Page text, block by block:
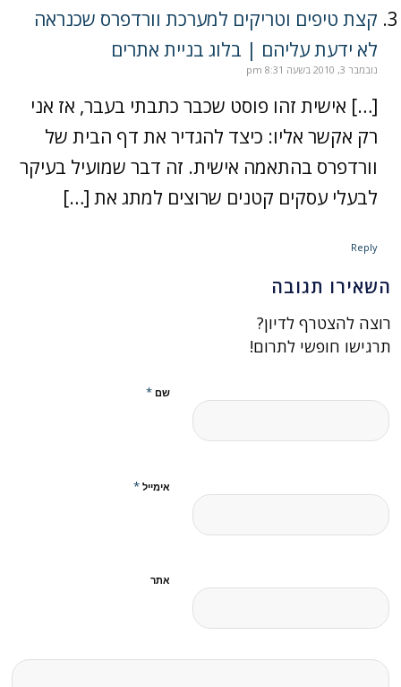
קצת טיפים וטריקים למערכת וורדפרס שכנראה
לא ידעת עליהם | בלוג בניית אתרים
נובמבר 3, 2010 בשעה 8:31 pm
[…] אישית זהו פוסט שכבר כתבתי בעבר, אז אני
רק אקשר אליו: כיצד להגדיר את דף הבית של
וורדפרס בהתאמה אישית. זה דבר שמועיל בעיקר
לבעלי עסקים קטנים שרוצים למתג את […]
Reply
השאירו תגובה
רוצה להצטרף לדיון?
תרגישו חופשי לתרום!
שם*
אימייל*
אתר